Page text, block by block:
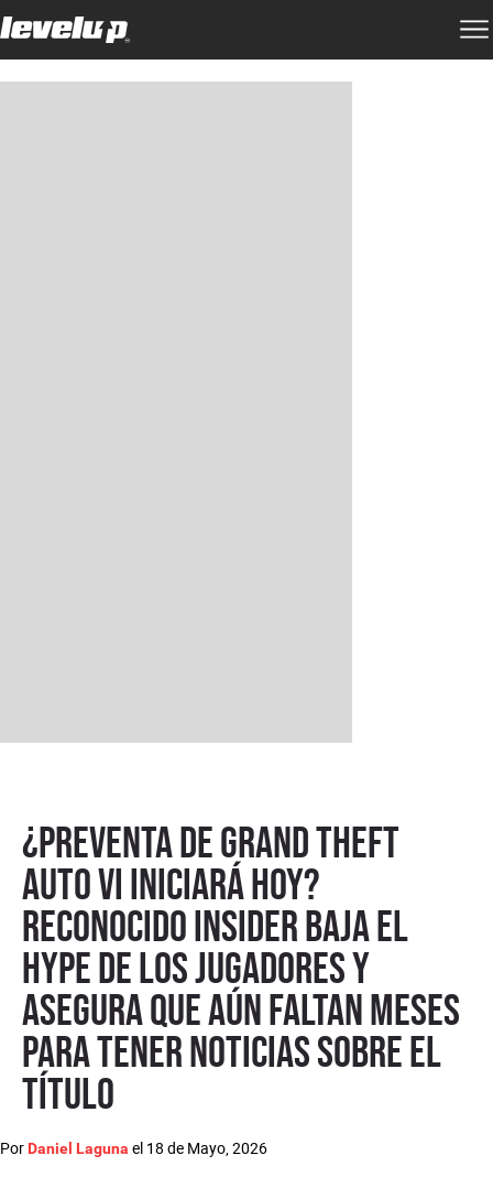
¿Preventa de Grand Theft
Auto VI iniciará hoy?
Reconocido insider baja el
hype de los jugadores y
asegura que aún faltan meses
para tener noticias sobre el
título
Por Daniel Laguna el 18 de Mayo, 2026